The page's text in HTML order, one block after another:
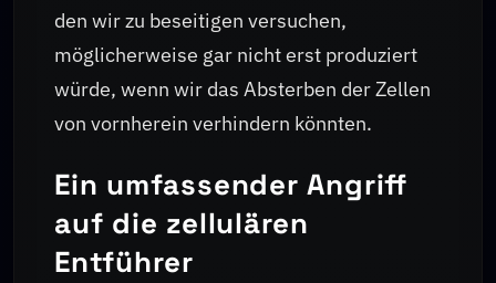
den wir zu beseitigen versuchen,
möglicherweise gar nicht erst produziert
würde, wenn wir das Absterben der Zellen
von vornherein verhindern könnten.
Ein umfassender Angriff
auf die zellulären
Entführer